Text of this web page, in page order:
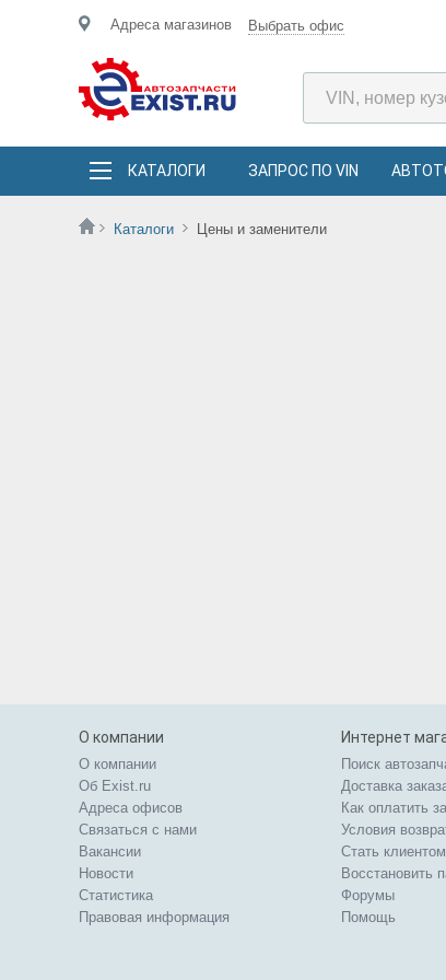
Адреса магазинов Выбрать офис
КАТАЛОГИ ЗАПРОС ПО VIN
Каталоги Цены и заменители
О компании
О компании
Об Exist.ru
Адреса офисов
Связаться с нами
Вакансии
Новости
Статистика
Правовая информация
Интернет
Поиск
Доставка
Как оплатить
Условия
Стать клиентом
Восстановить
Форумы
Помощь